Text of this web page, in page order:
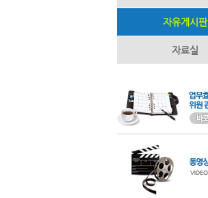
자유게시판
자료실